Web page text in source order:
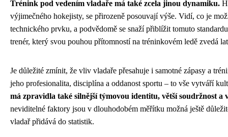
Trénink pod vedením vladaře má také zcela jinou dynamiku.
výjimečného hokejisty, se přirozeně posouvají výše. Vidí, co je
technického prvku, a podvědomě se snaží přiblížit tomuto
trenér, který svou pouhou přítomností na tréninkovém ledě zvedá
Je důležité zmínit, že vliv vladaře přesahuje i samotné zápasy a
jeho profesionalita, disciplína a oddanost sportu – to vše vytváří
má zpravidla také silnější týmovou identitu, větší soudržnost a
neviditelné faktory jsou v dlouhodobém měřítku možná ještě
vladař přidává do statistik.